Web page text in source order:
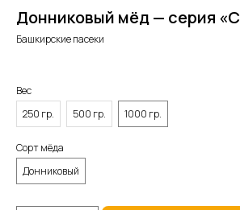
Донниковый мёд — серия
Башкирские пасеки
Вес
250 гр.
500 гр. 1000 гр.
Сорт мёда
Донниковый